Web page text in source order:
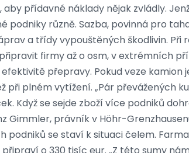
přídavné náklady nějak zvládly.
podniky různě. Sazba, povinná pro
a třídy vypouštěných škodlivin. Při
firmy až o osm, v extrémních
přepravy. Pokud veze kamion
při plném vytížení. „Pár převážených
Když se sejde zboží více podniků
Gimmler, právník v Höhr-
podniků se staví k situaci čelem.